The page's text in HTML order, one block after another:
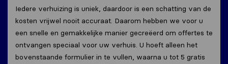
Iedere verhuizing is uniek, daardoor is een schatting van de
kosten vrijwel nooit accuraat. Daarom hebben we voor u
een snelle en gemakkelijke manier gecreëerd om offertes te
ontvangen speciaal voor uw verhuis. U hoeft alleen het
bovenstaande formulier in te vullen, waarna u tot 5 gratis